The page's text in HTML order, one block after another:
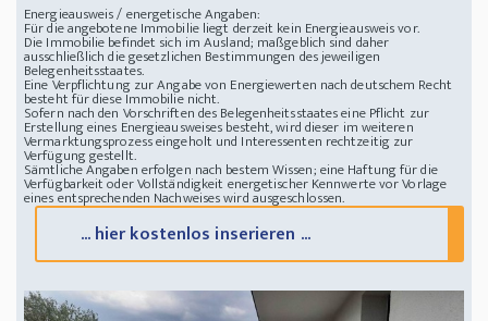
Energieausweis / energetische Angaben:
Für die angebotene Immobilie liegt derzeit kein Energieausweis vor.
Die Immobilie befindet sich im Ausland; maßgeblich sind daher
ausschließlich die gesetzlichen Bestimmungen des jeweiligen
Belegenheitsstaates.
Eine Verpflichtung zur Angabe von Energiewerten nach deutschem Recht
besteht für diese Immobilie nicht.
Sofern nach den Vorschriften des Belegenheitsstaates eine Pflicht zur
Erstellung eines Energieausweises besteht, wird dieser im weiteren
Vermarktungsprozess eingeholt und Interessenten rechtzeitig zur
Verfügung gestellt.
Sämtliche Angaben erfolgen nach bestem Wissen; eine Haftung für die
Verfügbarkeit oder Vollständigkeit energetischer Kennwerte vor Vorlage
eines entsprechenden Nachweises wird ausgeschlossen.
... hier kostenlos inserieren ...